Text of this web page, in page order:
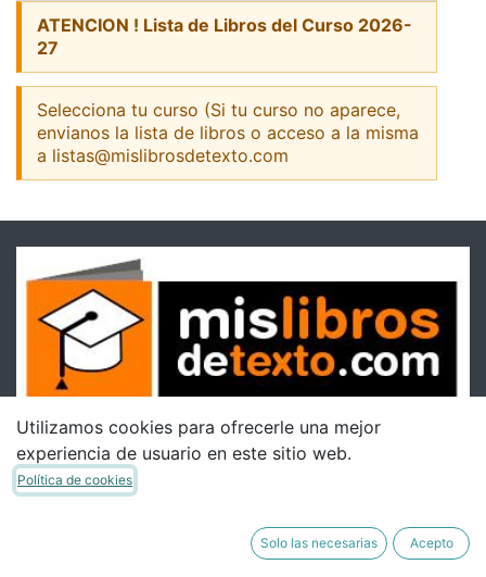
ATENCION ! Lista de Libros del Curso 2026-
27
Selecciona tu curso (Si tu curso no aparece,
envianos la lista de libros o acceso a la misma
a listas@mislibrosdetexto.com
Utilizamos cookies para ofrecerle una mejor
experiencia de usuario en este sitio web.
Política de cookies
Solo las necesarias Acepto